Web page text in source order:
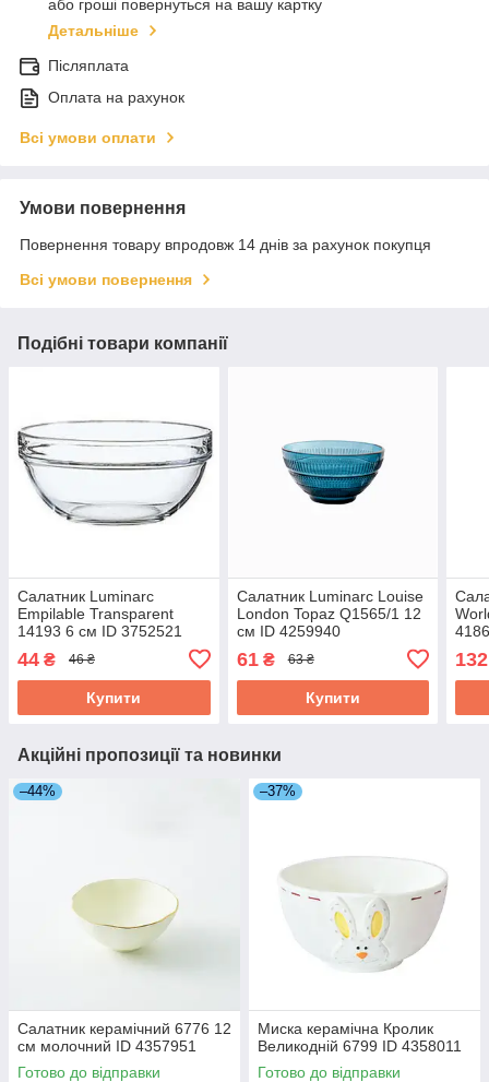
або гроші повернуться на вашу картку
Детальніше
Післяплата
Оплата на рахунок
Всі умови оплати
Умови повернення
Повернення товару впродовж 14 днів за рахунок покупця
Всі умови повернення
Подібні товари компанії
Салатник Luminarc
Empilable Transparent
14193 6 см ID 3752521
44 ₴ 46 ₴
Купити
Салатник Luminarc Louise
London Topaz Q1565/1 12
см ID 4259940
61₴ 63 ₴
Купити
132
Акційні пропозиції та новинки
–44%
Салатник керамічний 6776 12
см молочний ID 4357951
Готово до відправки
–37%
Миска керамічна Кролик
Великодній 6799 ID 4358011
Готово до відправки